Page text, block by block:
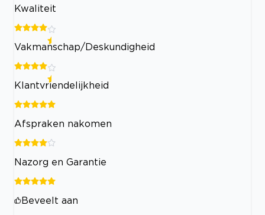
Kwaliteit
Vakmanschap/Deskundigheid
Klantvriendelijkheid
Afspraken nakomen
Nazorg en Garantie
Beveelt aan